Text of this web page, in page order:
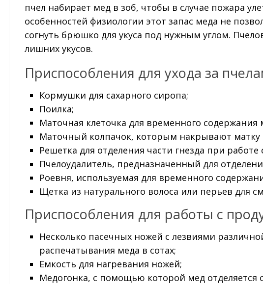
пчел набирает мед в зоб, чтобы в случае пожара
особенностей физиологии этот запас меда не
согнуть брюшко для укуса под нужным углом.
лишних укусов.
Приспособления для ухода за
Кормушки для сахарного сиропа;
Поилка;
Маточная клеточка для временного содержания
Маточный колпачок, которым накрывают матку
Решетка для отделения части гнезда при работе
Пчелоудалитель, предназначенный для
Роевня, используемая для временного
Щетка из натурального волоса или перьев для
Приспособления для работы с
Несколько пасечных ножей с лезвиями
распечатывания меда в сотах;
Емкость для нагревания ножей;
Медогонка, с помощью которой мед отделяется